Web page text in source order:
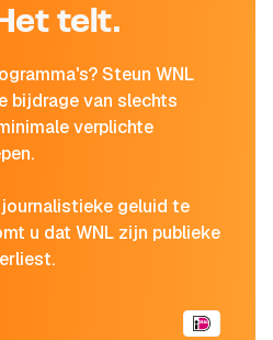
telt.
Steun WNL
bijdrage van slechts
verplichte
geluid te
u dat WNL zijn publieke